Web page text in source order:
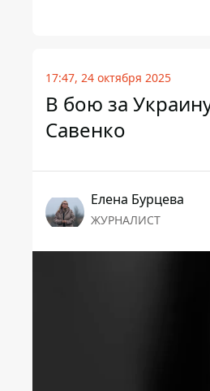
17:47, 24 октября 2025
В бою за
Савенко
Елена Бурцева
ЖУРНАЛИСТ